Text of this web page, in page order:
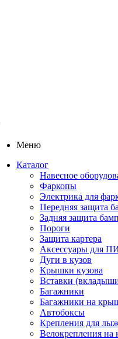
Меню
Каталог
Навесное
Фаркопы
Электрика для
Передняя защита
Задняя защита
Пороги
Защита картера
Аксессуары для
Дуги в кузов
Крышки кузова
Вставки
Багажники
Багажники на
Автобоксы
Крепления для
Велокрепления